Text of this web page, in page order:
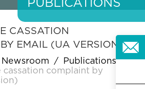
PUBLICATIONS
CASSATION
EMAIL (UA VERSION)
Newsroom /
Publications
cassation complaint by